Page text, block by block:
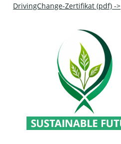
DrivingChange-Zertifikat (pdf) ->